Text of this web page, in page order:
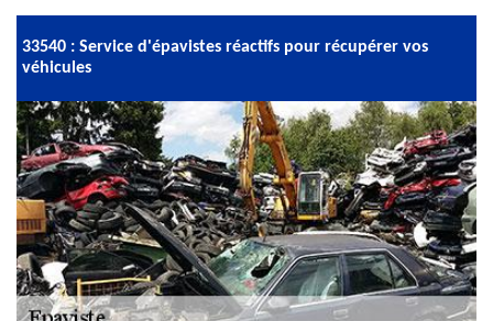
33540 : Service d'épavistes réactifs pour récupérer vos
véhicules